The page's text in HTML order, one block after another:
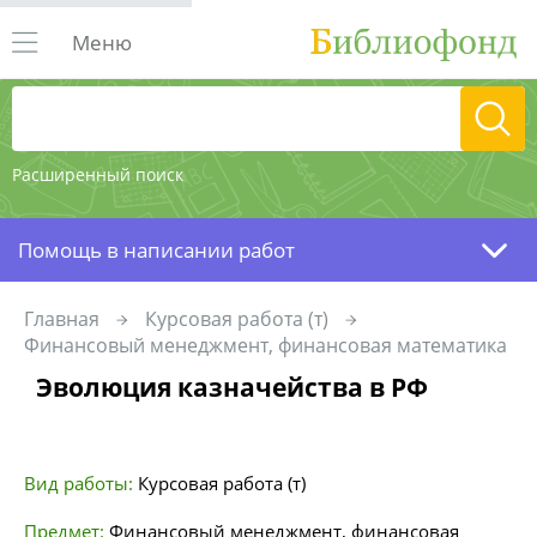
Расширенный поиск
Меню
Помощь в написании работ
Главная
Курсовая работа (т)
Финансовый менеджмент, финансовая математика
Эволюция казначейства в РФ
Вид работы: Курсовая работа (т)
Предмет: Финансовый менеджмент, финансовая